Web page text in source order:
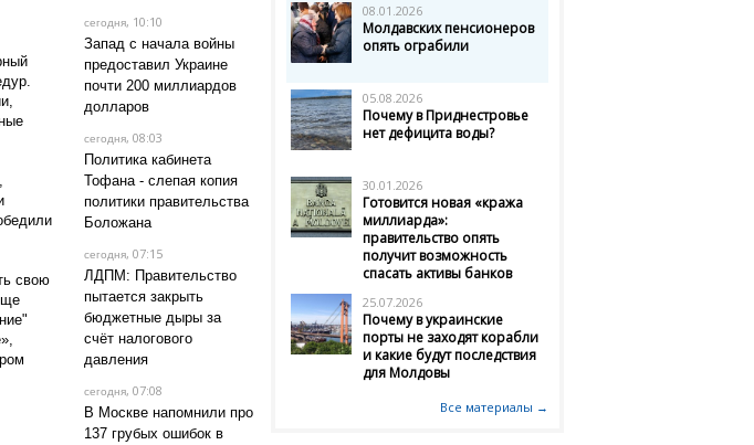
свою
сегодня, 10:10
Запад с начала войны
предоставил Украине
почти 200 миллиардов
долларов
сегодня, 08:03
Политика кабинета
Тофана - слепая копия
политики правительства
Боложана
сегодня, 07:15
ЛДПМ: Правительство
пытается закрыть
бюджетные дыры за
счёт налогового
давления
сегодня, 07:08
В Москве напомнили про
137 грубых ошибок в
08.01.2026
Молдавских пенсионеров
опять ограбили
05.08.2026
Почему в Приднестровье
нет дефицита воды?
30.01.2026
Готовится новая «кража
миллиарда»:
правительство опять
получит возможность
спасать активы банков
25.07.2026
Почему в украинские
порты не заходят корабли
и какие будут последствия
для Молдовы
Все материалы →